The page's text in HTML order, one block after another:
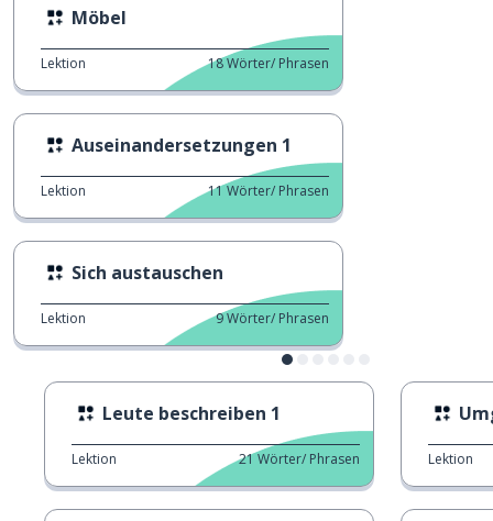
Möbel
Lektion 18Wörter/ Phrasen
Auseinandersetzungen 1
Lektion 11Wörter/ Phrasen
Sich austauschen
Lektion 9Wörter/ Phrasen
Leute beschreiben 1
Lektion 21Wörter/ Phrasen Lektion